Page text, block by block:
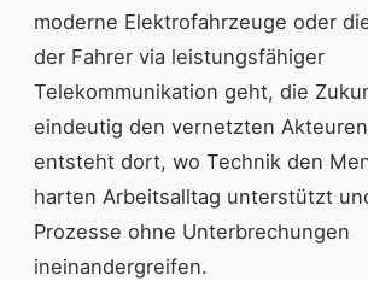
moderne Elektrofahrzeuge oder
der Fahrer via leistungsfähiger
Telekommunikation geht, die
eindeutig den vernetzten
entsteht dort, wo Technik den
harten Arbeitsalltag unterstützt
Prozesse ohne Unterbrechungen
ineinandergreifen.